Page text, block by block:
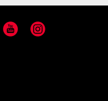
YouTube Instagram